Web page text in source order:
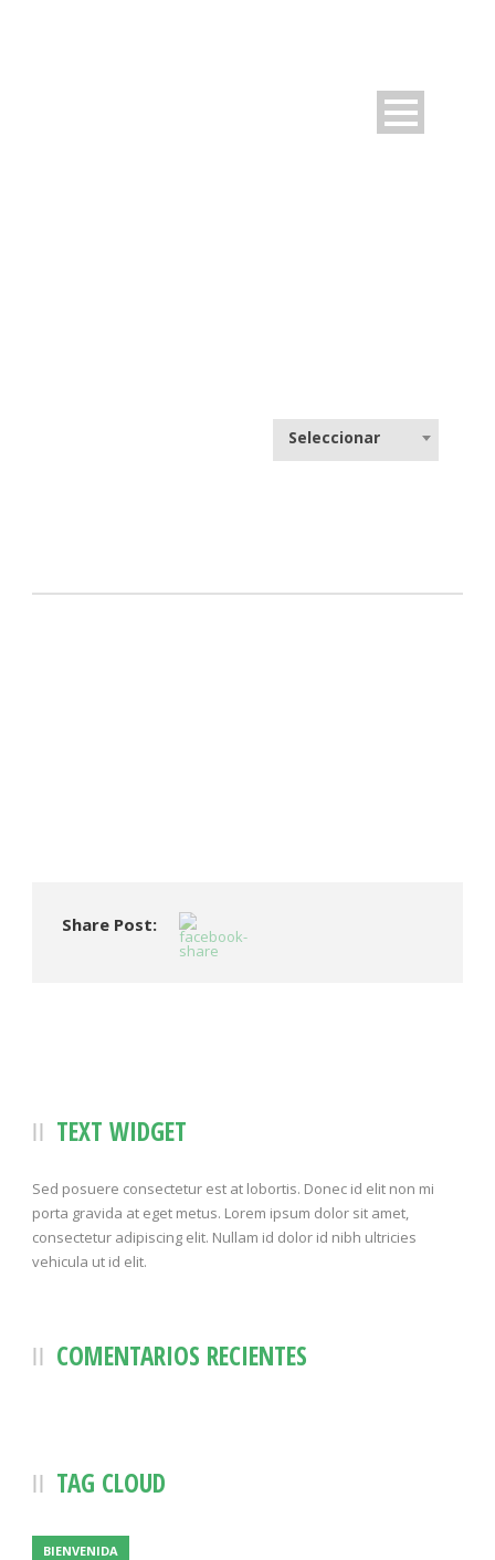
Seleccionar
Share Post:
TEXT WIDGET
Sed posuere consectetur est at lobortis. Donec id elit non mi
porta gravida at eget metus. Lorem ipsum dolor sit amet,
consectetur adipiscing elit. Nullam id dolor id nibh ultricies
vehicula ut id elit.
COMENTARIOS RECIENTES
TAG CLOUD
BIENVENIDA